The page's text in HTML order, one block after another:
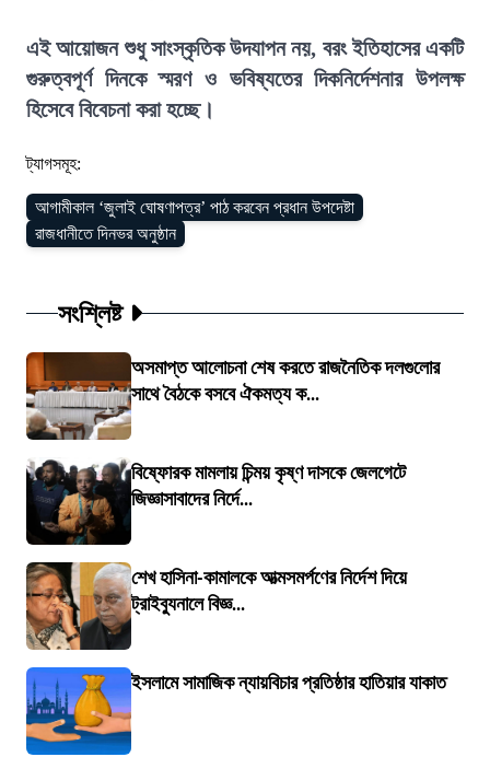
এই আয়োজন শুধু সাংস্কৃতিক উদযাপন নয়, বরং ইতিহাসের একটি
গুরুত্বপূর্ণ দিনকে স্মরণ ও ভবিষ্যতের দিকনির্দেশনার উপলক্ষ
হিসেবে বিবেচনা করা হচ্ছে।
ট্যাগসমূহ:
আগামীকাল ‘জুলাই ঘোষণাপত্র’ পাঠ করবেন প্রধান উপদেষ্টা
রাজধানীতে দিনভর অনুষ্ঠান
সংশ্লিষ্ট
অসমাপ্ত আলোচনা শেষ করতে রাজনৈতিক দলগুলোর
সাথে বৈঠকে বসবে ঐকমত্য ক...
বিষ্ফোরক মামলায় চিন্ময় কৃষ্ণ দাসকে জেলগেটে
জিজ্ঞাসাবাদের নির্দে...
শেখ হাসিনা-কামালকে আত্মসমর্পণের নির্দেশ দিয়ে
ট্রাইব্যুনালে বিজ্ঞ...
ইসলামে সামাজিক ন্যায়বিচার প্রতিষ্ঠার হাতিয়ার যাকাত